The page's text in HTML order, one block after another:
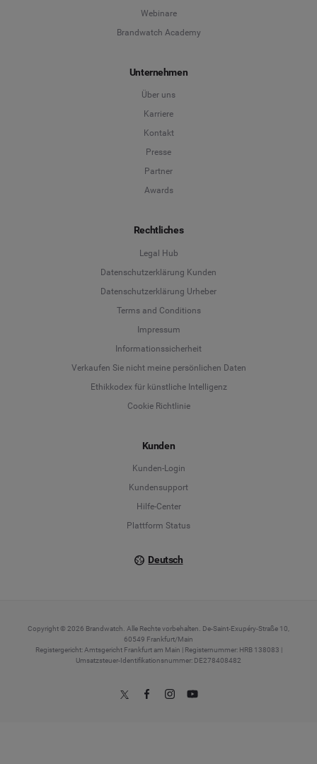
Webinare
Brandwatch Academy
Unternehmen
Über uns
Karriere
Kontakt
Presse
Partner
Awards
Rechtliches
Legal Hub
Datenschutzerklärung Kunden
Datenschutzerklärung Urheber
Terms and Conditions
Impressum
Informationssicherheit
Verkaufen Sie nicht meine persönlichen Daten
Ethikkodex für künstliche Intelligenz
Cookie Richtlinie
Kunden
Kunden-Login
Kundensupport
Hilfe-Center
Plattform Status
Deutsch
Deutsch
English
Copyright © 2026 Brandwatch. Alle Rechte vorbehalten. De-Saint-Exupéry-Straße 10,
60549 Frankfurt/Main
Registergericht: Amtsgericht Frankfurt am Main | Registernummer: HRB 138083 |
Umsatzsteuer-Identifikationsnummer: DE278408482